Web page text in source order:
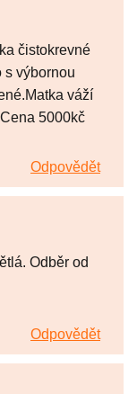
čistokrevné
s výbornou
váží
5000kč
Odpovědět
Odběr od
Odpovědět